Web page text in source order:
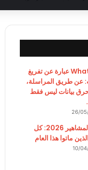
WhatsApp عبارة عن تفريغ
عن طريق المراسلة،
بيانات ليس فقط
26/
وفيات المشاهير 2026: كل
ماتوا هذا العام
10/